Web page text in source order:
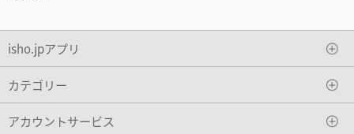
isho.jpアプリ
カテゴリー
アカウントサービス